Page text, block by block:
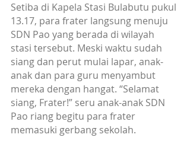
Setiba di Kapela Stasi Bulabutu pukul
13.17, para frater langsung menuju
SDN Pao yang berada di wilayah
stasi tersebut. Meski waktu sudah
siang dan perut mulai lapar, anak-
anak dan para guru menyambut
mereka dengan hangat. “Selamat
siang, Frater!” seru anak-anak SDN
Pao riang begitu para frater
memasuki gerbang sekolah.